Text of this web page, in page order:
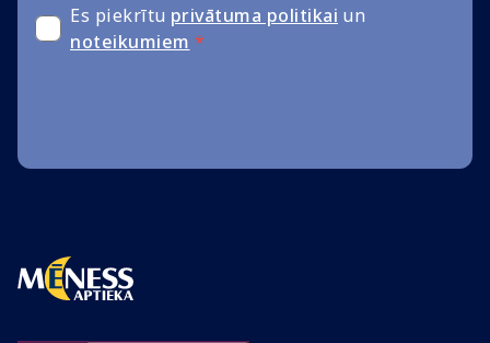
Es piekrītu privātuma politikai un
noteikumiem *